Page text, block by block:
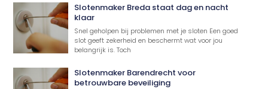
Slotenmaker Breda staat dag en nacht
klaar
Snel geholpen bij problemen met je sloten Een goed
slot geeft zekerheid en beschermt wat voor jou
belangrijk is. Toch
Slotenmaker Barendrecht voor
betrouwbare beveiliging